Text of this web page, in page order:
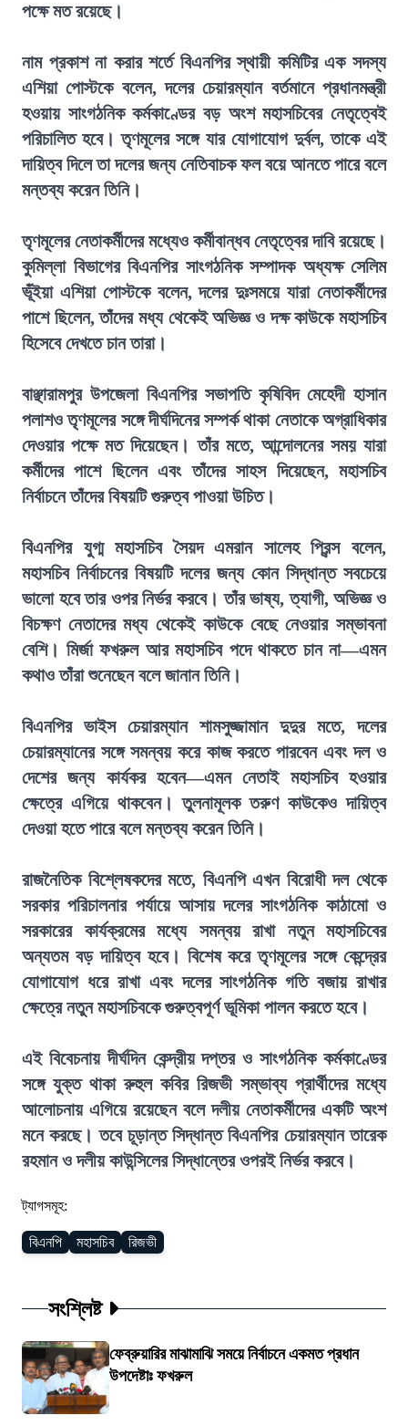
পক্ষে মত রয়েছে।
নাম প্রকাশ না করার শর্তে বিএনপির স্থায়ী কমিটির এক সদস্য
এশিয়া পোস্টকে বলেন, দলের চেয়ারম্যান বর্তমানে প্রধানমন্ত্রী
হওয়ায় সাংগঠনিক কর্মকাণ্ডের বড় অংশ মহাসচিবের নেতৃত্বেই
পরিচালিত হবে। তৃণমূলের সঙ্গে যার যোগাযোগ দুর্বল, তাকে এই
দায়িত্ব দিলে তা দলের জন্য নেতিবাচক ফল বয়ে আনতে পারে বলে
মন্তব্য করেন তিনি।
তৃণমূলের নেতাকর্মীদের মধ্যেও কর্মীবান্ধব নেতৃত্বের দাবি রয়েছে।
কুমিল্লা বিভাগের বিএনপির সাংগঠনিক সম্পাদক অধ্যক্ষ সেলিম
ভূঁইয়া এশিয়া পোস্টকে বলেন, দলের দুঃসময়ে যারা নেতাকর্মীদের
পাশে ছিলেন, তাঁদের মধ্য থেকেই অভিজ্ঞ ও দক্ষ কাউকে মহাসচিব
হিসেবে দেখতে চান তারা।
বাঞ্ছারামপুর উপজেলা বিএনপির সভাপতি কৃষিবিদ মেহেদী হাসান
পলাশও তৃণমূলের সঙ্গে দীর্ঘদিনের সম্পর্ক থাকা নেতাকে অগ্রাধিকার
দেওয়ার পক্ষে মত দিয়েছেন। তাঁর মতে, আন্দোলনের সময় যারা
কর্মীদের পাশে ছিলেন এবং তাঁদের সাহস দিয়েছেন, মহাসচিব
নির্বাচনে তাঁদের বিষয়টি গুরুত্ব পাওয়া উচিত।
বিএনপির যুগ্ম মহাসচিব সৈয়দ এমরান সালেহ প্রিন্স বলেন,
মহাসচিব নির্বাচনের বিষয়টি দলের জন্য কোন সিদ্ধান্ত সবচেয়ে
ভালো হবে তার ওপর নির্ভর করবে। তাঁর ভাষ্য, ত্যাগী, অভিজ্ঞ ও
বিচক্ষণ নেতাদের মধ্য থেকেই কাউকে বেছে নেওয়ার সম্ভাবনা
বেশি। মির্জা ফখরুল আর মহাসচিব পদে থাকতে চান না—এমন
কথাও তাঁরা শুনেছেন বলে জানান তিনি।
বিএনপির ভাইস চেয়ারম্যান শামসুজ্জামান দুদুর মতে, দলের
চেয়ারম্যানের সঙ্গে সমন্বয় করে কাজ করতে পারবেন এবং দল ও
দেশের জন্য কার্যকর হবেন—এমন নেতাই মহাসচিব হওয়ার
ক্ষেত্রে এগিয়ে থাকবেন। তুলনামূলক তরুণ কাউকেও দায়িত্ব
দেওয়া হতে পারে বলে মন্তব্য করেন তিনি।
রাজনৈতিক বিশ্লেষকদের মতে, বিএনপি এখন বিরোধী দল থেকে
সরকার পরিচালনার পর্যায়ে আসায় দলের সাংগঠনিক কাঠামো ও
সরকারের কার্যক্রমের মধ্যে সমন্বয় রাখা নতুন মহাসচিবের
অন্যতম বড় দায়িত্ব হবে। বিশেষ করে তৃণমূলের সঙ্গে কেন্দ্রের
যোগাযোগ ধরে রাখা এবং দলের সাংগঠনিক গতি বজায় রাখার
ক্ষেত্রে নতুন মহাসচিবকে গুরুত্বপূর্ণ ভূমিকা পালন করতে হবে।
এই বিবেচনায় দীর্ঘদিন কেন্দ্রীয় দপ্তর ও সাংগঠনিক কর্মকাণ্ডের
সঙ্গে যুক্ত থাকা রুহুল কবির রিজভী সম্ভাব্য প্রার্থীদের মধ্যে
আলোচনায় এগিয়ে রয়েছেন বলে দলীয় নেতাকর্মীদের একটি অংশ
মনে করছে। তবে চূড়ান্ত সিদ্ধান্ত বিএনপির চেয়ারম্যান তারেক
রহমান ও দলীয় কাউন্সিলের সিদ্ধান্তের ওপরই নির্ভর করবে।
ট্যাগসমূহ:
বিএনপি মহাসচিব রিজভী
সংশ্লিষ্ট
ফেব্রুয়ারির মাঝামাঝি সময়ে নির্বাচনে একমত প্রধান
উপদেষ্টাঃ ফখরুল